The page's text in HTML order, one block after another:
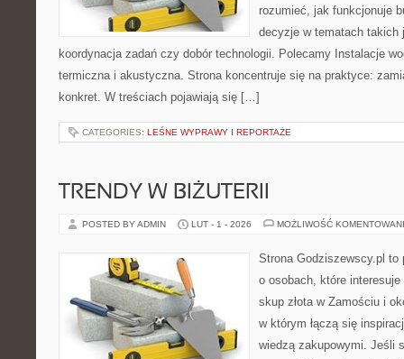
rozumieć, jak funkcjonuje
decyzje w tematach
koordynacja zadań czy dobór technologii. Polecamy Instalacje
termiczna i akustyczna. Strona koncentruje się na praktyce:
konkret. W treściach pojawiają się […]
CATEGORIES: LEŚNE WYPRAWY I REPORTAŻE
TRENDY W BIŻUTERII
POSTED BY ADMIN LUT - 1 - 2026 MOŻLIWOŚĆ
Strona Godziszewscy.pl to
o osobach, które
skup złota w Zamościu i
w którym łączą się
wiedzą zakupowymi. Jeśli